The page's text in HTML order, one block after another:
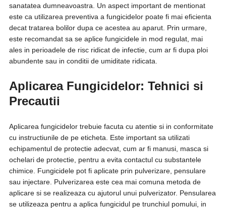
sanatatea dumneavoastra. Un aspect important de mentionat
este ca utilizarea preventiva a fungicidelor poate fi mai eficienta
decat tratarea bolilor dupa ce acestea au aparut. Prin urmare,
este recomandat sa se aplice fungicidele in mod regulat, mai
ales in perioadele de risc ridicat de infectie, cum ar fi dupa ploi
abundente sau in conditii de umiditate ridicata.
Aplicarea Fungicidelor: Tehnici si
Precautii
Aplicarea fungicidelor trebuie facuta cu atentie si in conformitate
cu instructiunile de pe eticheta. Este important sa utilizati
echipamentul de protectie adecvat, cum ar fi manusi, masca si
ochelari de protectie, pentru a evita contactul cu substantele
chimice. Fungicidele pot fi aplicate prin pulverizare, pensulare
sau injectare. Pulverizarea este cea mai comuna metoda de
aplicare si se realizeaza cu ajutorul unui pulverizator. Pensularea
se utilizeaza pentru a aplica fungicidul pe trunchiul pomului, in